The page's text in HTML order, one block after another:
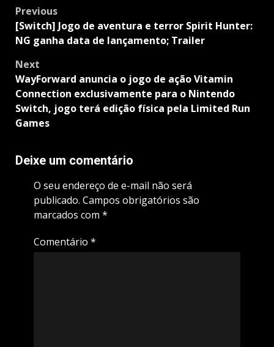
Post
navigation
Previous
[Switch] Jogo de aventura e terror Spirit Hunter:
NG ganha data de lançamento; Trailer
Next
WayForward anuncia o jogo de ação Vitamin
Connection exclusivamente para o Nintendo
Switch, jogo terá edição física pela Limited Run
Games
Deixe um comentário
O seu endereço de e-mail não será
publicado. Campos obrigatórios são
marcados com *
Comentário *